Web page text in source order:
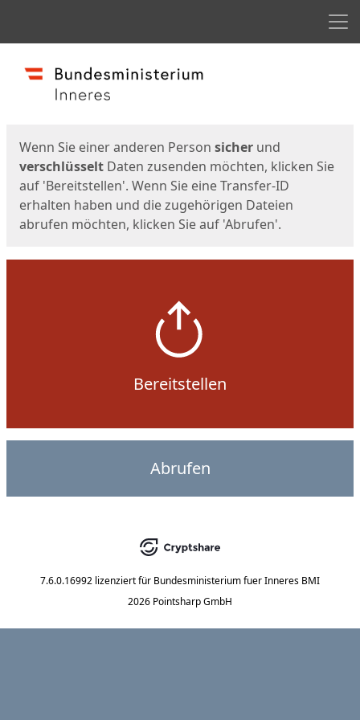
Start
Wenn Sie einer anderen Person sicher und
verschlüsselt Daten zusenden möchten, klicken Sie
auf 'Bereitstellen'. Wenn Sie eine Transfer-ID
erhalten haben und die zugehörigen Dateien
abrufen möchten, klicken Sie auf 'Abrufen'.
Bereitstellen
Abrufen
7.6.0.16992 lizenziert für Bundesministerium fuer Inneres BMI
2026 Pointsharp GmbH